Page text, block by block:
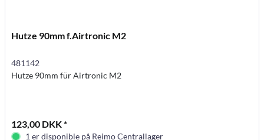
Hutze 90mm f.Airtronic M2
481142
Hutze 90mm für Airtronic M2
123,00 DKK *
1 er disponible på Reimo Centrallager